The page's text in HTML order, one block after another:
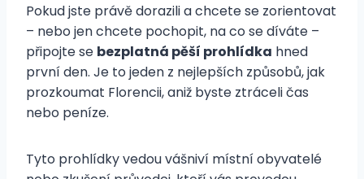
Pokud jste právě dorazili a chcete se zorientovat
– nebo jen chcete pochopit, na co se díváte –
připojte se bezplatná pěší prohlídka hned
první den. Je to jeden z nejlepších způsobů, jak
prozkoumat Florencii, aniž byste ztráceli čas
nebo peníze.
Tyto prohlídky vedou vášniví místní obyvatelé